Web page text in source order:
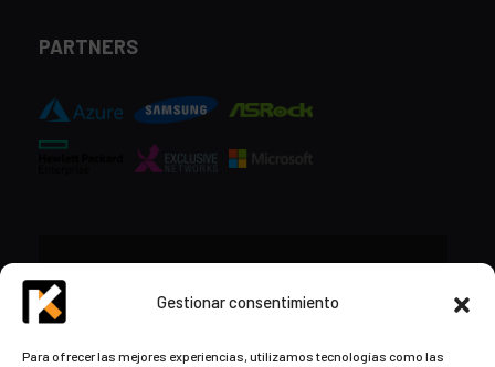
Gestionar consentimiento
Para ofrecer las mejores experiencias, utilizamos tecnologías como las
PARTNERS